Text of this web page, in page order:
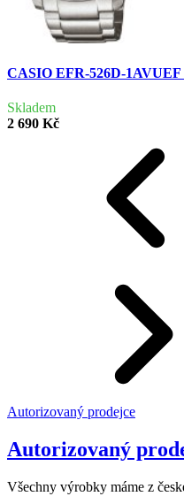
CASIO EFR-526D-1AVUEF
Skladem
2 690 Kč
Autorizovaný prodejce
Autorizovaný
Všechny výrobky máme z